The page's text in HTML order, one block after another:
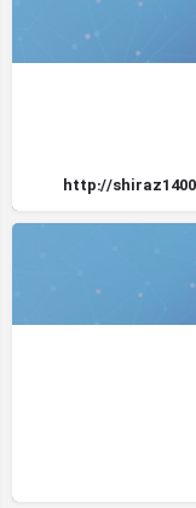
http://